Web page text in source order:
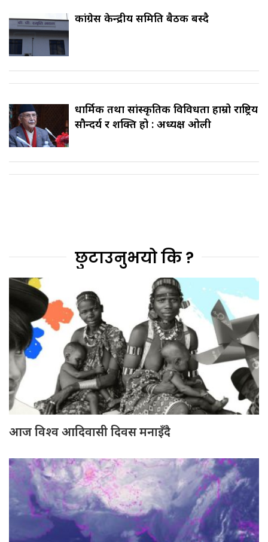
कांग्रेस केन्द्रीय समिति बैठक बस्दै
धार्मिक तथा सांस्कृतिक विविधता हाम्रो राष्ट्रिय
सौन्दर्य र शक्ति हो : अध्यक्ष ओली
छुटाउनुभयो कि ?
आज विश्व आदिवासी दिवस मनाइँदै